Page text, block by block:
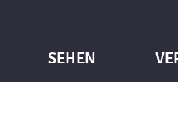
SEHEN